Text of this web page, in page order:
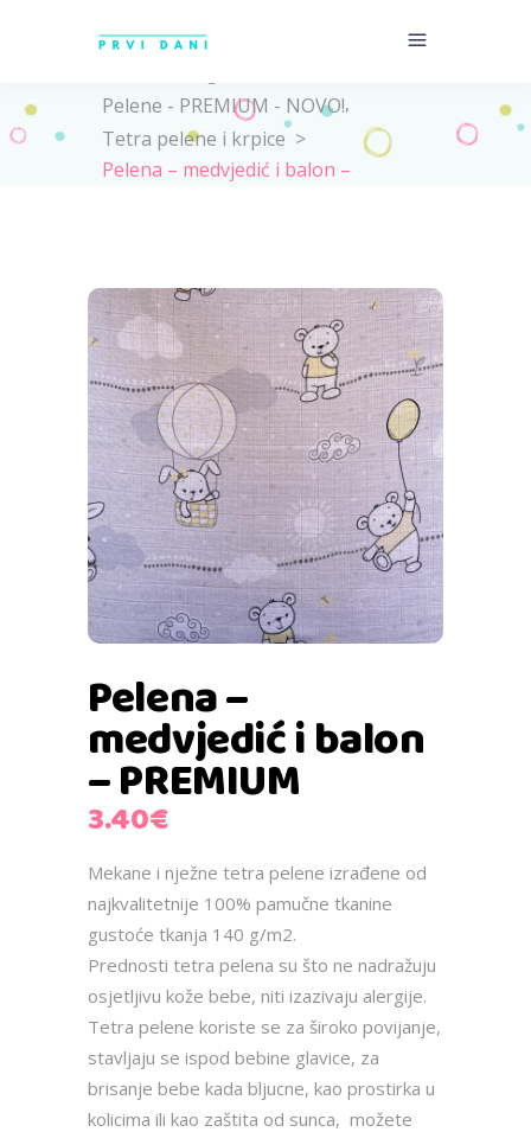
Pelene - PREMIUM - NOVO!,
Tetra pelene i krpice >
Pelena – medvjedić i balon –
Pelena –
medvjedić i balon
– PREMIUM
3.40€
Mekane i nježne tetra pelene izrađene od
najkvalitetnije 100% pamučne tkanine
gustoće tkanja 140 g/m2.
Prednosti tetra pelena su što ne nadražuju
osjetljivu kože bebe, niti izazivaju alergije.
Tetra pelene koriste se za široko povijanje,
stavljaju se ispod bebine glavice, za
brisanje bebe kada bljucne, kao prostirka u
kolicima ili kao zaštita od sunca, možete